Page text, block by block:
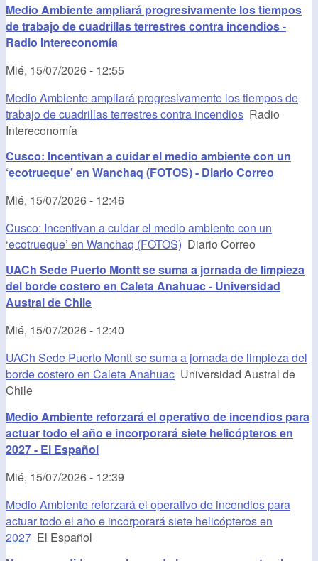
Medio Ambiente ampliará progresivamente los tiempos
de trabajo de cuadrillas terrestres contra incendios -
Radio Intereconomía
Mié, 15/07/2026 - 12:55
Medio Ambiente ampliará progresivamente los tiempos de
trabajo de cuadrillas terrestres contra incendios Radio
Intereconomía
Cusco: Incentivan a cuidar el medio ambiente con un
‘ecotrueque’ en Wanchaq (FOTOS) - Diario Correo
Mié, 15/07/2026 - 12:46
Cusco: Incentivan a cuidar el medio ambiente con un
‘ecotrueque’ en Wanchaq (FOTOS) Diario Correo
UACh Sede Puerto Montt se suma a jornada de limpieza
del borde costero en Caleta Anahuac - Universidad
Austral de Chile
Mié, 15/07/2026 - 12:40
UACh Sede Puerto Montt se suma a jornada de limpieza del
borde costero en Caleta Anahuac Universidad Austral de
Chile
Medio Ambiente reforzará el operativo de incendios para
actuar todo el año e incorporará siete helicópteros en
2027 - El Español
Mié, 15/07/2026 - 12:39
Medio Ambiente reforzará el operativo de incendios para
actuar todo el año e incorporará siete helicópteros en
2027 El Español